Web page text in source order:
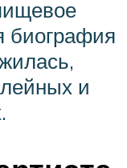
биография
и